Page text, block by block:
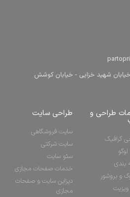
شهید خزایی - خیابان کوشش
طراحی و
گرافیک
بندی
و بروشور
ویزیت
طراحی سایت
سایت فروشگاهی
سایت شرکتی
سئو سایت
خدمات صفحات مجازی
دیزاین سایت و صفحات
مجازی